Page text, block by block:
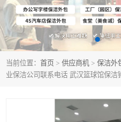
当前位置： 首页 > 供应商机 > 保洁外
业保洁公司联系电话 武汉篮球馆保洁